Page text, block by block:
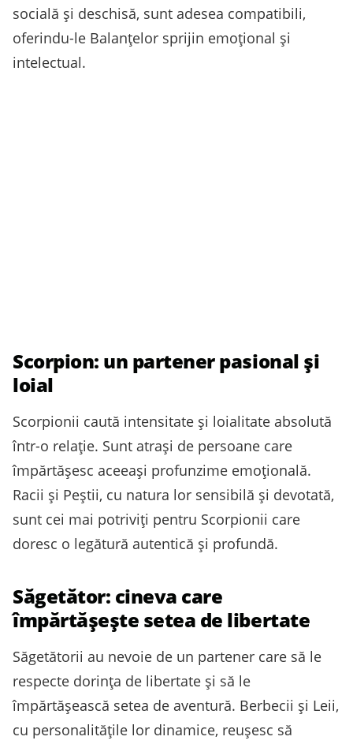
socială și deschisă, sunt adesea compatibili,
oferindu-le Balanțelor sprijin emoțional și
intelectual.
Scorpion: un partener pasional și
loial
Scorpionii caută intensitate și loialitate absolută
într-o relație. Sunt atrași de persoane care
împărtășesc aceeași profunzime emoțională.
Racii și Peștii, cu natura lor sensibilă și devotată,
sunt cei mai potriviți pentru Scorpionii care
doresc o legătură autentică și profundă.
Săgetător: cineva care
împărtășește setea de libertate
Săgetătorii au nevoie de un partener care să le
respecte dorința de libertate și să le
împărtășească setea de aventură. Berbecii și Leii,
cu personalitățile lor dinamice, reușesc să